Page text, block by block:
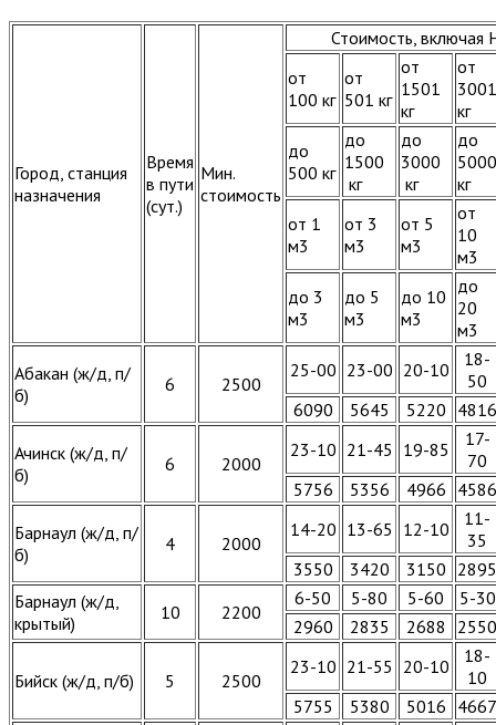
Город, станция
назначения
Время
в пути
(сут.)
Мин.
стоимость
Стоимость, включая
от
100 кг
от
501 кг
от
1501
кг
от
3001
кг
до
500 кг
до
1500
кг
до
3000
кг
до
5000
кг
от 1
м3
от 3
м3
от 5
м3
от
10
м3
до 3
м3
до 5
м3
до 10
м3
до
20
м3
Абакан (ж/д, п/
б)
6 2500
25-00 23-00 20-10
18-
50
6090
5645 5220 4816
Ачинск (ж/д, п/
б)
6 2000
23-10 21-45 19-85
17-
70
5756
5356 4966 4586
Барнаул (ж/д, п/
б)
4 2000
14-20 13-65 12-10
11-
35
3550
3420 3150 2895
Барнаул (ж/д,
крытый)
10 2200
6-50 5-80 5-60
5-30
2960
2835 2688 2550
Бийск (ж/д, п/б) 5 2500
23-10 21-55 20-10
18-
10
5755
5380 5016 4667